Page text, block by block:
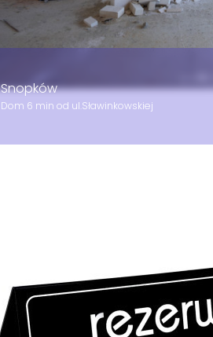
Snopków
Dom 6 min od ul.Sławinkowskiej